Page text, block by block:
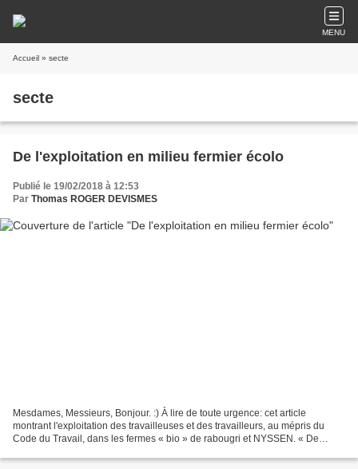
MENU
Accueil » secte
secte
De l'exploitation en milieu fermier écolo
Publié le 19/02/2018 à 12:53
Par Thomas ROGER DEVISMES
Mesdames, Messieurs, Bonjour. :) À lire de toute urgence: cet article
montrant l'exploitation des travailleuses et des travailleurs, au mépris du
Code du Travail, dans les fermes « bio » de rabougri et NYSSEN. « De